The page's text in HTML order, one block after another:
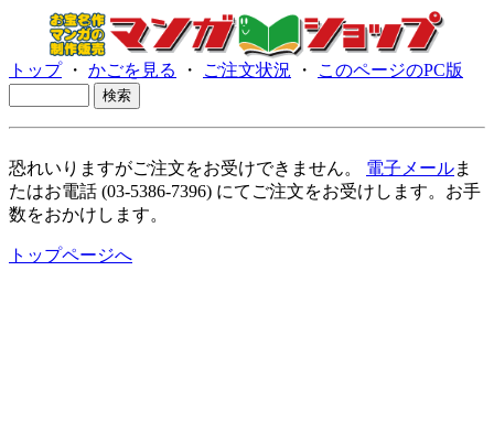
トップ・ かごを見る ・ ご注文状況 ・ このページのPC版
恐れいりますがご注文をお受けできません。 電子メールま
たはお電話 (03-5386-7396) にてご注文をお受けします。お手
数をおかけします。
トップページへ